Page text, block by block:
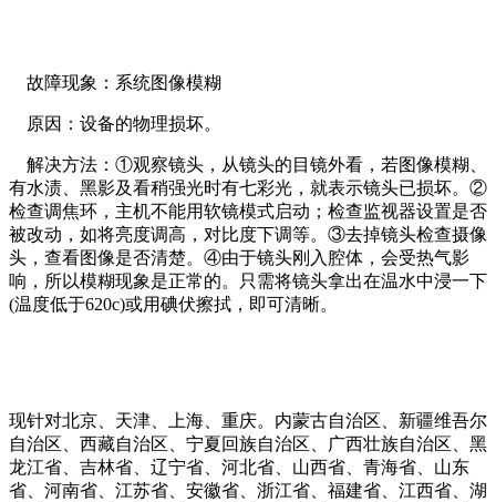
故障现象：系统图像模糊
原因：设备的物理损坏。
解决方法：①观察镜头，从镜头的目镜外看，若图像模糊、
有水渍、黑影及看稍强光时有七彩光，就表示镜头已损坏。②
检查调焦环，主机不能用软镜模式启动；检查监视器设置是否
被改动，如将亮度调高，对比度下调等。③去掉镜头检查摄像
头，查看图像是否清楚。④由于镜头刚入腔体，会受热气影
响，所以模糊现象是正常的。只需将镜头拿出在温水中浸一下
(温度低于620c)或用碘伏擦拭，即可清晰。
现针对北京、天津、上海、重庆。内蒙古自治区、新疆维吾尔
自治区、西藏自治区、宁夏回族自治区、广西壮族自治区、黑
龙江省、吉林省、辽宁省、河北省、山西省、青海省、山东
省、河南省、江苏省、安徽省、浙江省、福建省、江西省、湖